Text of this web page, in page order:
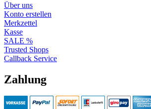
Über uns
Konto erstellen
Merkzettel
Kasse
SALE %
Trusted Shops
Callback Service
Zahlung